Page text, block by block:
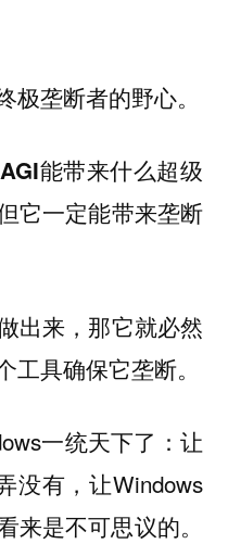
垄断者的野心。
能带来什么超级
它一定能带来垄断
出来，那它就必然
具确保它垄断。
一统天下了：让
没有，让Windows
是不可思议的。